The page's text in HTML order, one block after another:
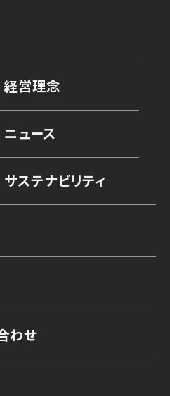
経営理念
ニュース
サステナビリティ
わせ